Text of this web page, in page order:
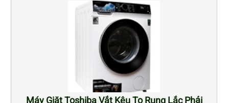
Máy Giặt Toshiba Vắt Kêu To Rung Lắc Phải